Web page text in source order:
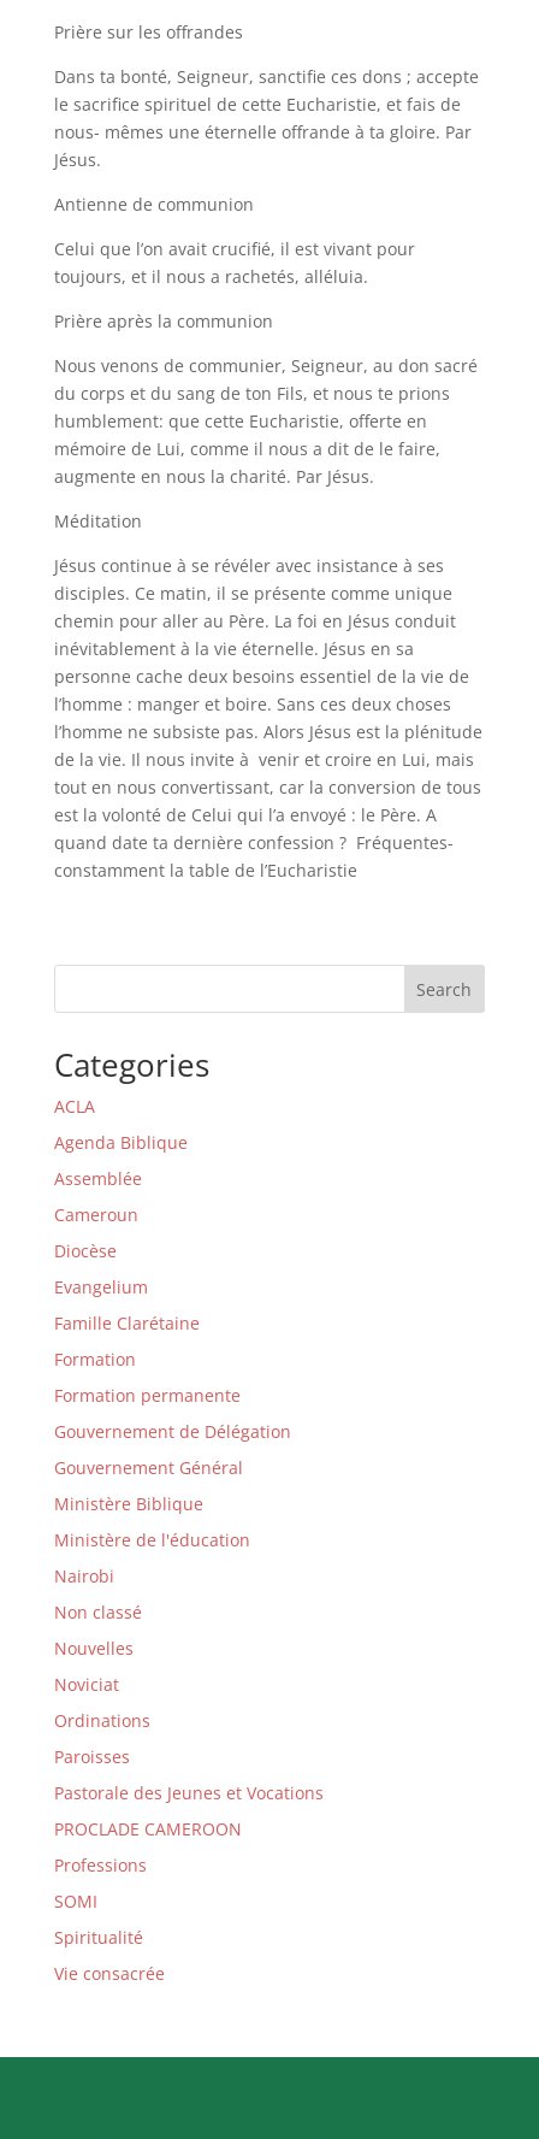
Prière sur les offrandes
Dans ta bonté, Seigneur, sanctifie ces dons ; accepte
le sacrifice spirituel de cette Eucharistie, et fais de
nous- mêmes une éternelle offrande à ta gloire. Par
Jésus.
Antienne de communion
Celui que l’on avait crucifié, il est vivant pour
toujours, et il nous a rachetés, alléluia.
Prière après la communion
Nous venons de communier, Seigneur, au don sacré
du corps et du sang de ton Fils, et nous te prions
humblement: que cette Eucharistie, offerte en
mémoire de Lui, comme il nous a dit de le faire,
augmente en nous la charité. Par Jésus.
Méditation
Jésus continue à se révéler avec insistance à ses
disciples. Ce matin, il se présente comme unique
chemin pour aller au Père. La foi en Jésus conduit
inévitablement à la vie éternelle. Jésus en sa
personne cache deux besoins essentiel de la vie de
l’homme : manger et boire. Sans ces deux choses
l’homme ne subsiste pas. Alors Jésus est la plénitude
de la vie. Il nous invite à venir et croire en Lui, mais
tout en nous convertissant, car la conversion de tous
est la volonté de Celui qui l’a envoyé : le Père. A
quand date ta dernière confession ? Fréquentes-
constamment la table de l’Eucharistie
Search
Categories
ACLA
Agenda Biblique
Assemblée
Cameroun
Diocèse
Evangelium
Famille Clarétaine
Formation
Formation permanente
Gouvernement de Délégation
Gouvernement Général
Ministère Biblique
Ministère de l'éducation
Nairobi
Non classé
Nouvelles
Noviciat
Ordinations
Paroisses
Pastorale des Jeunes et Vocations
PROCLADE CAMEROON
Professions
SOMI
Spiritualité
Vie consacrée